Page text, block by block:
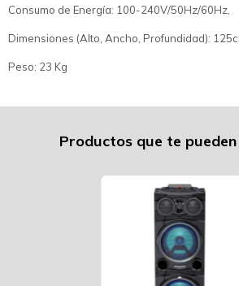
Consumo de Energía: 100-240V/50Hz/60Hz,
Dimensiones (Alto, Ancho, Profundidad):
Peso: 23 Kg
Productos que te